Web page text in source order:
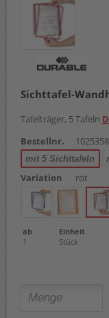
Sichttafel-
Tafelträger, 5 Tafeln
Bestellnr.
mit 5 Sichttafeln
Variation rot
ab Einheit
1
Stück